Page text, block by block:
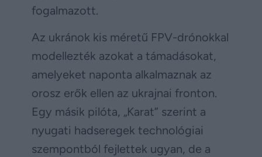
fogalmazott.
Az ukránok kis méretű FPV-drónokkal
modellezték azokat a támadásokat,
amelyeket naponta alkalmaznak az
orosz erők ellen az ukrajnai fronton.
Egy másik pilóta, „Karat” szerint a
nyugati hadseregek technológiai
szempontból fejlettek ugyan, de a